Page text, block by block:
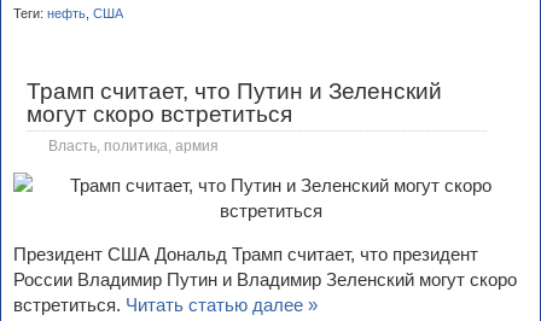
Теги: нефть США
Трамп считает, что Путин и Зеленский
могут скоро встретиться
Власть, политика, армия
Президент США Дональд Трамп считает, что президент
России Владимир Путин и Владимир Зеленский могут скоро
встретиться. Читать статью далее »